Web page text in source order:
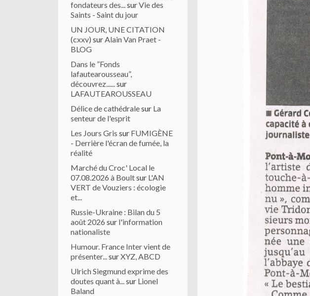
fondateurs des...surVie des
Saints - Saint du jour
UN JOUR, UNE CITATION
(cxxv) surAlain Van Praet -
BLOG
Dans le ”Fonds
lafautearousseau”,
découvrez......sur
LAFAUTEAROUSSEAU
Délice de cathédralesur La
senteur de l'esprit
Les Jours Gris sur FUMIGÈNE
- Derrière l'écran de fumée, la
réalité
Marché du Croc' Local le
07.08.2026 à Boultsur L'AN
VERT de Vouziers : écologie
et...
Russie-Ukraine : Bilan du 5
août 2026 sur l'information
nationaliste
Humour. France Inter vient de
présenter...surXYZ, ABCD
Ulrich Siegmund exprime des
doutes quant à...sur Lionel
Baland